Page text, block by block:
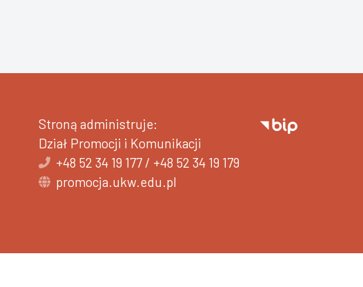
Stroną administruje:
Dział Promocji i Komunikacji
+48 52 34 19 177 / +48 52 34 19 179
promocja.ukw.edu.pl